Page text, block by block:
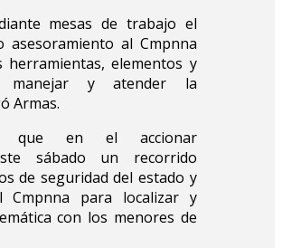
mesas de trabajo el
asesoramiento al Cmpnna
herramientas, elementos y
manejar y atender la
Armas.
que en el accionar
sábado un recorrido
de seguridad del estado y
Cmpnna para localizar y
con los menores de